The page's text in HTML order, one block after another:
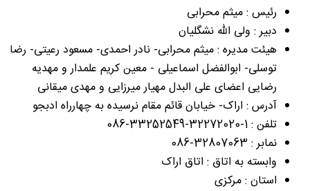
رئیس : میثم محرابی
دبیر : ولی الله نشگلیان
هیئت مدیره : میثم محرابی- نادر احمدی- مسعود رعیتی- رضا
توسلی- ابوالفضل اسماعیلی - معین کریم علمدار و مهدیه
رضایی اعضای علی البدل مهیار میرزایی و مهدی میقانی
آدرس : اراک- خیابان قائم مقام نرسیده به چهارراه ادبجو
تلفن : 1-32272020-33252549-086
نمابر : 32807063-086
وابسته به اتاق : اتاق اراک
استان : مرکزی